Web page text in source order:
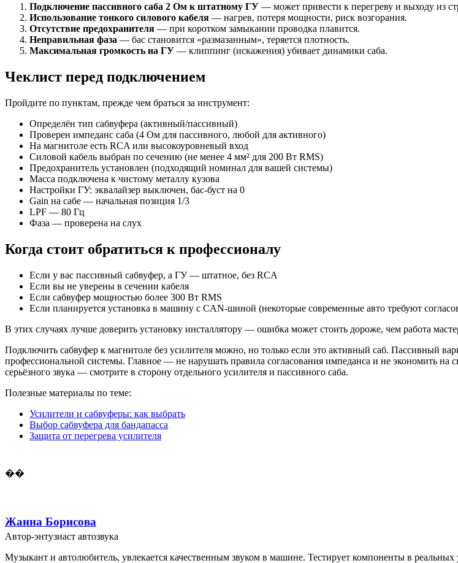
Подключение пассивного саба 2 Ом к штатному ГУ — может привести к перегреву и выходу из
Использование тонкого силового кабеля — нагрев, потеря мощности, риск возгорания.
Отсутствие предохранителя — при коротком замыкании проводка плавится.
Неправильная фаза — бас становится «размазанным», теряется плотность.
Максимальная громкость на ГУ — клиппинг (искажения) убивает динамики саба.
Чеклист перед подключением
Пройдите по пунктам, прежде чем браться за инструмент:
Определён тип сабвуфера (активный/пассивный)
Проверен импеданс саба (4 Ом для пассивного, любой для активного)
На магнитоле есть RCA или высокоуровневый вход
Силовой кабель выбран по сечению (не менее 4 мм² для 200 Вт RMS)
Предохранитель установлен (подходящий номинал для вашей системы)
Масса подключена к чистому металлу кузова
Настройки ГУ: эквалайзер выключен, бас-буст на 0
Gain на сабе — начальная позиция 1/3
LPF — 80 Гц
Фаза — проверена на слух
Когда стоит обратиться к профессионалу
Если у вас пассивный сабвуфер, а ГУ — штатное, без RCA
Если вы не уверены в сечении кабеля
Если сабвуфер мощностью более 300 Вт RMS
Если планируется установка в машину с CAN-шиной (некоторые современные авто требуют
В этих случаях лучше доверить установку инсталлятору — ошибка может стоить дороже, чем работа
Подключить сабвуфер к магнитоле без усилителя можно, но только если это активный саб. Пассивный
профессиональной системы. Главное — не нарушать правила согласования импеданса и не экономить
серьёзного звука — смотрите в сторону отдельного усилителя и пассивного саба.
Полезные материалы по теме:
Усилители и сабвуферы: как выбрать
Выбор сабвуфера для бандапасса
Защита от перегрева усилителя
��
Жанна Борисова
Автор-энтузиаст автозвука
Музыкант и автолюбитель, увлекается качественным звуком в машине. Тестирует компоненты в